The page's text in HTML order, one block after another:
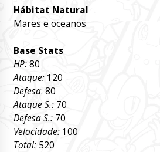
Hábitat Natural
Mares e oceanos
Base Stats
HP:80
Ataque:120
Defesa: 80
Ataque S.:70
Defesa S.:70
Velocidade:100
Total:520